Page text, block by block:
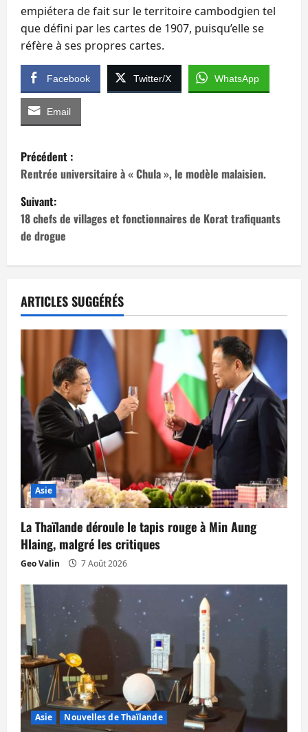
empiétera de fait sur le territoire cambodgien tel
que défini par les cartes de 1907, puisqu’elle se
réfère à ses propres cartes.
Facebook Twitter/X WhatsApp
Email
N
a
v
i
g
a
t
i
o
n
a
r
t
i
c
l
e
Précédent :
Rentrée universitaire à « Chula », le modèle malaisien.
Suivant:
18 chefs de villages et fonctionnaires de Korat trafiquants
de drogue
ARTICLES SUGGÉRÉS
Asie
La Thaïlande déroule le tapis rouge à Min Aung
Hlaing, malgré les critiques
Geo Valin 7 Août 2026
Asie Nouvelles de Thaïlande